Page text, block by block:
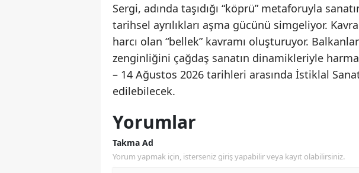
Sergi, adında taşıdığı “köprü” metaforuyla
tarihsel ayrılıkları aşma gücünü simgeliyor.
harcı olan “bellek” kavramı oluşturuyor.
zenginliğini çağdaş sanatın dinamikleriyle
– 14 Ağustos 2026 tarihleri arasında İstiklal
edilebilecek.
Yorumlar
Takma Ad
Yorum yapmak için, isterseniz giriş yapabilir veya kayıt olabilirsiniz.